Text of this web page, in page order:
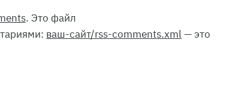
. Это файл
ваш-сайт/rss-comments.xml — это